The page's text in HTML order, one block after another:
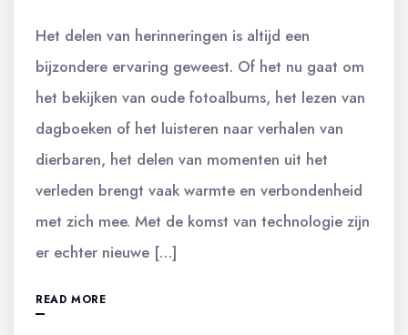
Het delen van herinneringen is altijd een
bijzondere ervaring geweest. Of het nu gaat om
het bekijken van oude fotoalbums, het lezen van
dagboeken of het luisteren naar verhalen van
dierbaren, het delen van momenten uit het
verleden brengt vaak warmte en verbondenheid
met zich mee. Met de komst van technologie zijn
er echter nieuwe […]
READ MORE